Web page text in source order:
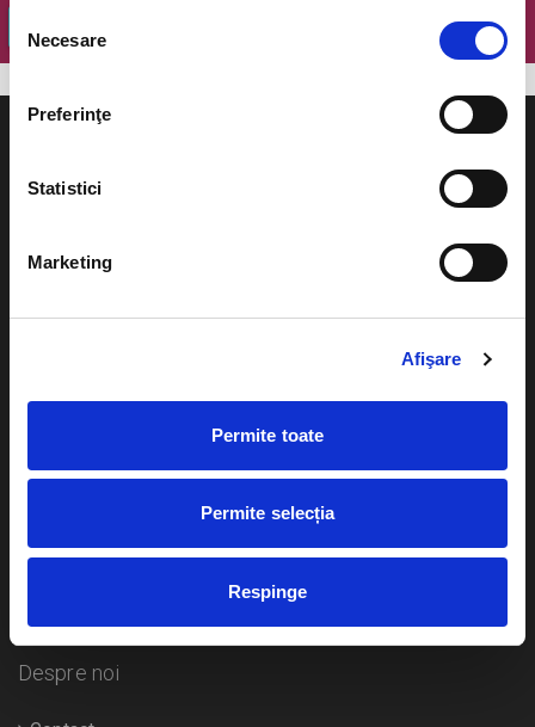
consimțământului
Necesare
Preferinţe
Statistici
Marketing
Afişare
Permite toate
Permite selecția
Respinge
Plata online sau cash
Livrare prin curier
Duplicare bilete
Concerte si
Despre noi